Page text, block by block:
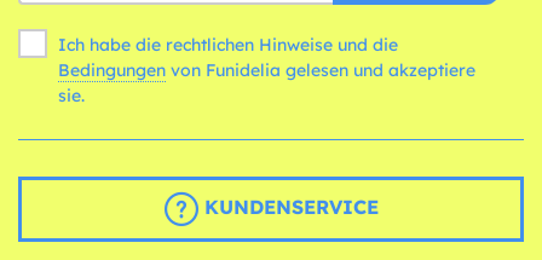
Ich habe die rechtlichen Hinweise und die
Bedingungen
sie.
KUNDENSERVICE